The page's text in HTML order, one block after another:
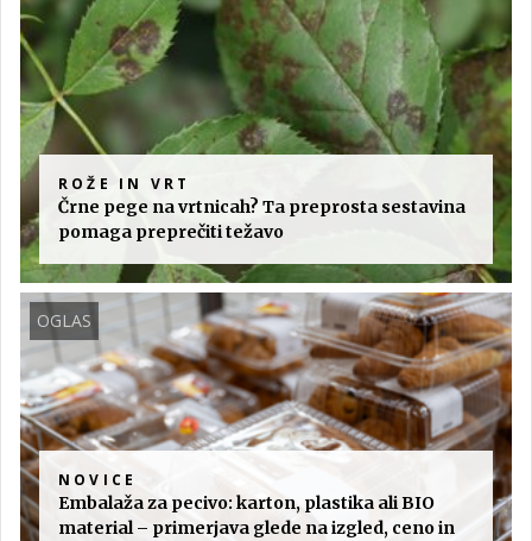
ROŽE IN VRT
Črne pege na vrtnicah? Ta preprosta sestavina
pomaga preprečiti težavo
OGLAS
NOVICE
Embalaža za pecivo: karton, plastika ali BIO
material – primerjava glede na izgled, ceno in